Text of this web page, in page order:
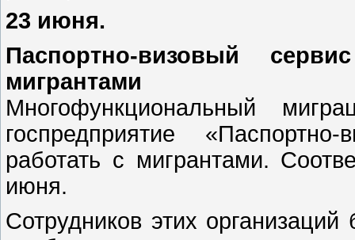
23 июня.
Паспортно-визовый
мигрантами
Многофункциональный
госпредприятие
работать с мигрантами.
июня.
Сотрудников этих